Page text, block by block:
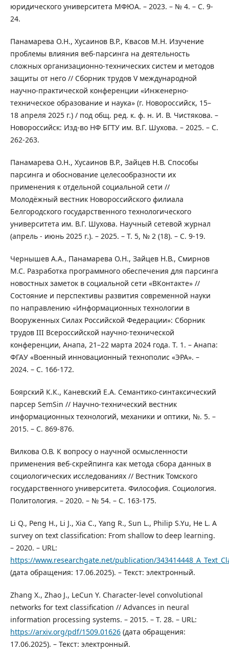
юридического университета МФЮА. – 2023. – № 4. – С. 9-
24.
Панамарева О.Н., Хусаинов В.Р., Квасов М.Н. Изучение
проблемы влияния веб-парсинга на деятельность
сложных организационно-технических систем и методов
защиты от него // Сборник трудов V международной
научно-практической конференции «Инженерно-
техническое образование и наука» (г. Новороссийск, 15–
18 апреля 2025 г.) / под общ. ред. к. ф. н. И. В. Чистякова. –
Новороссийск: Изд-во НФ БГТУ им. В.Г. Шухова. – 2025. – С.
262-263.
Панамарева О.Н., Хусаинов В.Р., Зайцев Н.В. Способы
парсинга и обоснование целесообразности их
применения к отдельной социальной сети //
Молодёжный вестник Новороссийского филиала
Белгородского государственного технологического
университета им. В.Г. Шухова. Научный сетевой журнал
(апрель - июнь 2025 г.). – 2025. – Т. 5, № 2 (18). – С. 9-19.
Чернышев А.А., Панамарева О.Н., Зайцев Н.В., Смирнов
М.С. Разработка программного обеспечения для парсинга
новостных заметок в социальной сети «ВКонтакте» //
Состояние и перспективы развития современной науки
по направлению «Информационных технологии в
Вооруженных Силах Российской Федерации»: Сборник
трудов III Всероссийской научно-технической
конференции, Анапа, 21–22 марта 2024 года. Т. 1. – Анапа:
ФГАУ «Военный инновационный технополис «ЭРА». –
2024. – С. 166-172.
Боярский К.К., Каневский Е.А. Семантико-синтаксический
парсер SemSin // Научно-технический вестник
информационных технологий, механики и оптики, №. 5. –
2015. – С. 869-876.
Вилкова О.В. К вопросу о научной осмысленности
применения веб-скрейпинга как метода сбора данных в
социологических исследованиях // Вестник Томского
государственного университета. Философия. Социология.
Политология. – 2020. – № 54. – С. 163-175.
Li Q., Peng H., Li J., Xia C., Yang R., Sun L., Philip S.Yu, He L. A
survey on text classification: From shallow to deep learning.
– 2020. – URL:
https://www.researchgate.net/publication/
(дата обращения: 17.06.2025). – Текст: электронный.
Zhang X., Zhao J., LeCun Y. Character-level convolutional
networks for text classification // Advances in neural
information processing systems. – 2015. – Т. 28. – URL:
https://arxiv.org/pdf/1509.01626(дата обращения:
17.06.2025). – Текст: электронный.